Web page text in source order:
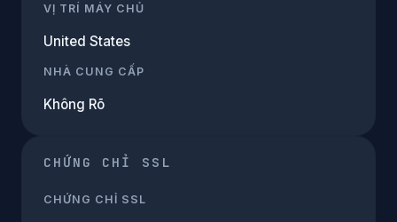
VỊ TRÍ MÁY CHỦ
United States
NHÀ CUNG CẤP
Không Rõ
CHỨNG CHỈ SSL
CHỨNG CHỈ SSL